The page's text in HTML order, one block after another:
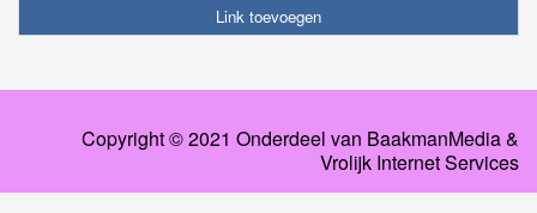
Link toevoegen
Copyright © 2021 Onderdeel van BaakmanMedia&
Vrolijk Internet Services